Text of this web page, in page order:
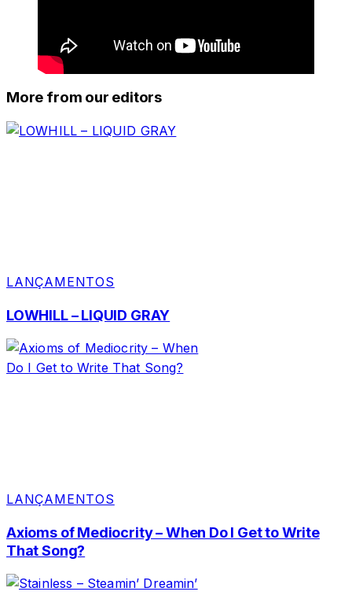
More from our editors
LANÇAMENTOS
LOWHILL – LIQUID GRAY
LANÇAMENTOS
Axioms of Mediocrity – When Do I Get to Write
That Song?